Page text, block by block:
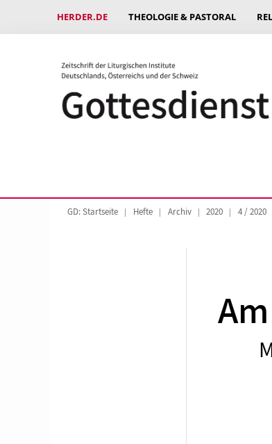
HERDER.DE THEOLOGIE & PASTORAL
GD: Startseite Hefte Archiv 2020 4 / 2020